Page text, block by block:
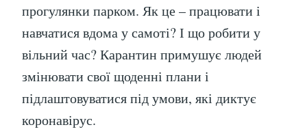
прогулянки парком. Як це – працювати і
навчатися вдома у самоті? І що робити у
вільний час? Карантин примушує людей
змінювати свої щоденні плани і
підлаштовуватися під умови, які диктує
коронавірус.